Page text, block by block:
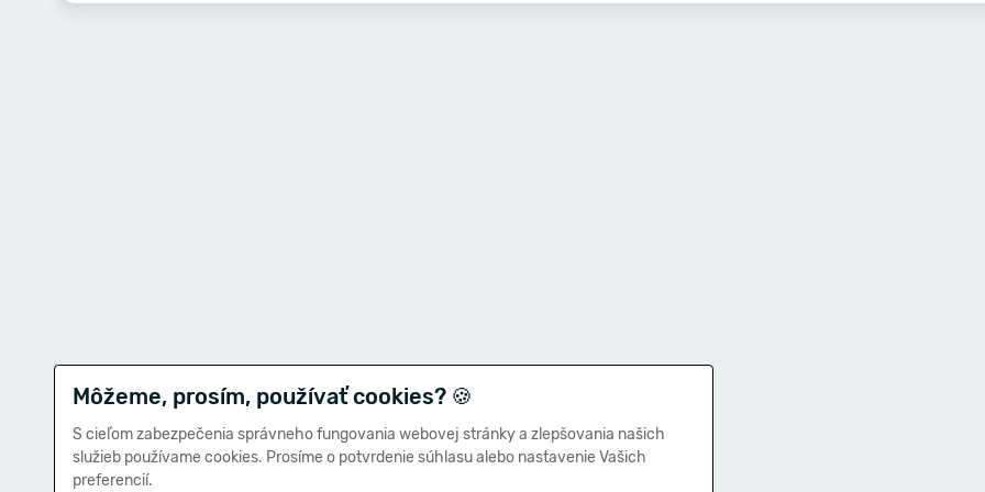
Môžeme, prosím, používať cookies? 🍪
S cieľom zabezpečenia správneho fungovania webovej stránky a zlepšovania našich
služieb používame cookies. Prosíme o potvrdenie súhlasu alebo nastavenie Vašich
preferencií.